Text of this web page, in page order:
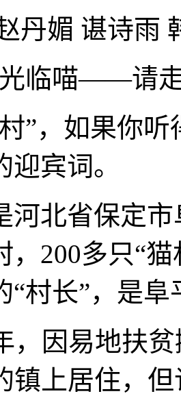
媚 谌诗雨
临喵——请
，如果你听
宾词。
北省保定市
，200多只“
“村长”，是
因易地扶贫
镇上居住，